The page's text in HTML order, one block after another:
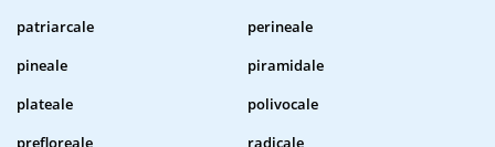
patriarcale
perineale
pineale
piramidale
plateale
polivocale
prefloreale
radicale